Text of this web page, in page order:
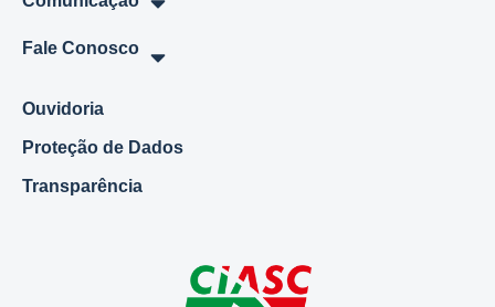
Fale Conosco
Ouvidoria
Proteção de Dados
Transparência